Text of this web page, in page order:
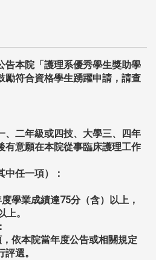
院「護理系優秀學生獎助學
勵符合資格學生踴躍申請，請查
二年級或四技、大學三、四年
有意願在本院從事臨床護理工作
任一項）：
學業成績達75分（含）以上，
上。
依本院當年度公告或相關規定
選。